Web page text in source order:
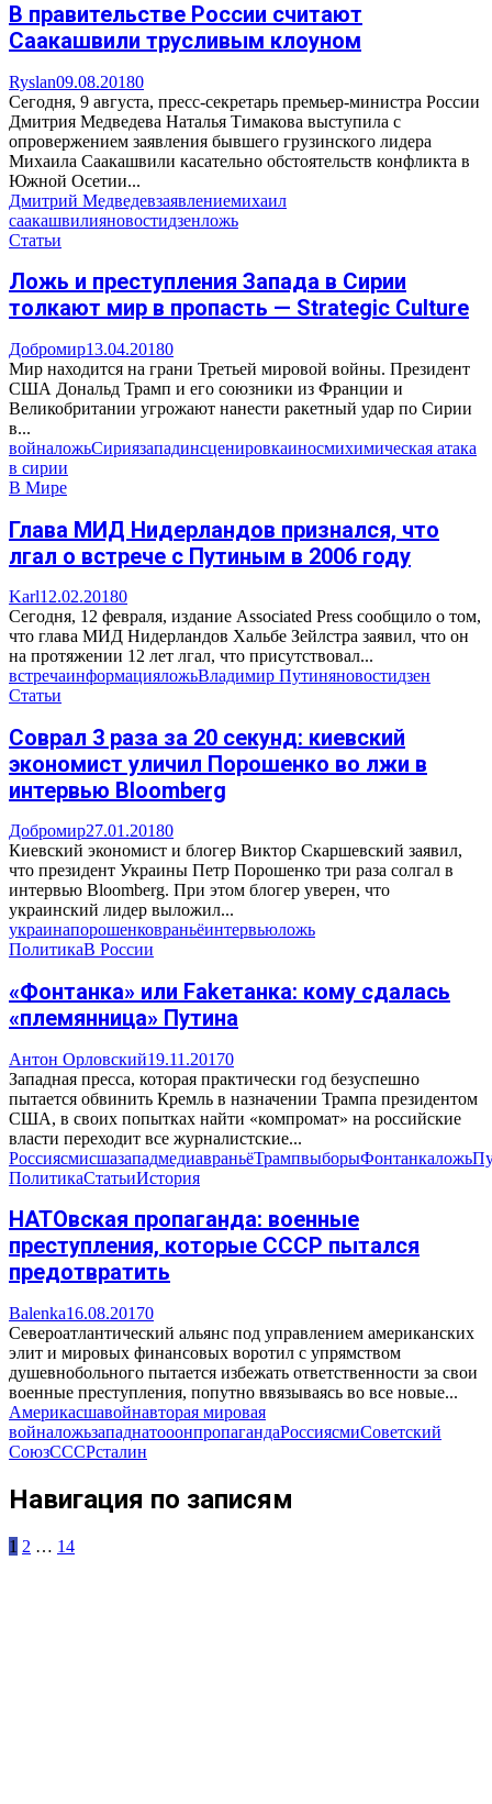
В правительстве России считают
Саакашвили трусливым клоуном
Ryslan09.08.20180
Сегодня, 9 августа, пресс-секретарь премьер-министра России
Дмитрия Медведева Наталья Тимакова выступила с
опровержением заявления бывшего грузинского лидера
Михаила Саакашвили касательно обстоятельств конфликта в
Южной Осетии...
Дмитрий Медведевзаявлениемихаил
саакашвилияновостидзенложь
Статьи
Ложь и преступления Запада в Сирии
толкают мир в пропасть — Strategic Culture
Добромир13.04.20180
Мир находится на грани Третьей мировой войны. Президент
США Дональд Трамп и его союзники из Франции и
Великобритании угрожают нанести ракетный удар по Сирии
в...
войналожьСириязападинсценировкаиносмихимическая атака
в сирии
В Мире
Глава МИД Нидерландов признался, что
лгал о встрече с Путиным в 2006 году
Karl12.02.20180
Сегодня, 12 февраля, издание Associated Press сообщило о том,
что глава МИД Нидерландов Хальбе Зейлстра заявил, что он
на протяжении 12 лет лгал, что присутствовал...
встречаинформацияложьВладимир Путиняновостидзен
Статьи
Соврал 3 раза за 20 секунд: киевский
экономист уличил Порошенко во лжи в
интервью Bloomberg
Добромир27.01.20180
Киевский экономист и блогер Виктор Скаршевский заявил,
что президент Украины Петр Порошенко три раза солгал в
интервью Bloomberg. При этом блогер уверен, что
украинский лидер выложил...
украинапорошенковраньёинтервьюложь
ПолитикаВ России
«Фонтанка» или Fakeтанка: кому сдалась
«племянница» Путина
Антон Орловский19.11.20170
Западная пресса, которая практически год безуспешно
пытается обвинить Кремль в назначении Трампа президентом
США, в своих попытках найти «компромат» на российские
власти переходит все журналистские...
РоссиясмисшазападмедиавраньёТрампвыборыФонтанкаложь
ПолитикаСтатьиИстория
НАТОвская пропаганда: военные
преступления, которые СССР пытался
предотвратить
Balenka16.08.20170
Североатлантический альянс под управлением американских
элит и мировых финансовых воротил с упрямством
душевнобольного пытается избежать ответственности за свои
военные преступления, попутно ввязываясь во все новые...
Америкасшавойнавторая мировая
войналожьзападнатооонпропагандаРоссиясмиСоветский
СоюзСССРсталин
Навигация по записям
1 2 … 14